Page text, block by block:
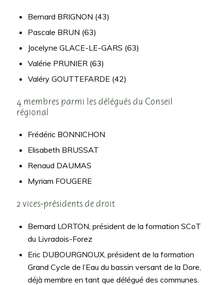
Bernard BRIGNON (43)
Pascale BRUN (63)
Jocelyne GLACE-LE-GARS (63)
Valérie PRUNIER (63)
Valéry GOUTTEFARDE (42)
4 membres parmi les délégués du Conseil
régional
Frédéric BONNICHON
Elisabeth BRUSSAT
Renaud DAUMAS
Myriam FOUGERE
2 vices-présidents de droit
Bernard LORTON, président de la formation SCoT
du Livradois-Forez
Eric DUBOURGNOUX, président de la formation
Grand Cycle de l’Eau du bassin versant de la Dore,
déjà membre en tant que délégué des communes.